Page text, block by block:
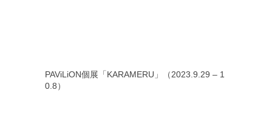
PAViLiON個展「KARAMERU」（2023.9.29 – 1
0.8）